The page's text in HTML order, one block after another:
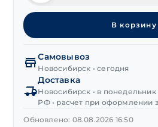
товара
Анкер
забивной
желтый
цинк
В корзину
Самовывоз
Новосибирск • сегодня
Доставка
Новосибирск • в понедельник
РФ • расчет при оформлении
Обновлено: 08.08.2026 16:50